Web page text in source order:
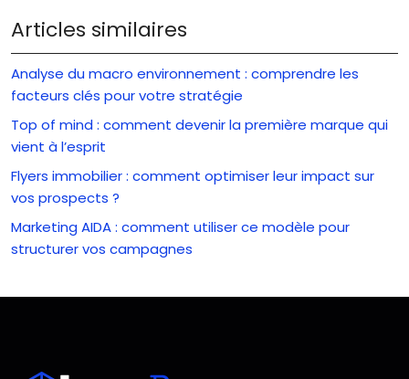
Articles similaires
Analyse du macro environnement : comprendre les
facteurs clés pour votre stratégie
Top of mind : comment devenir la première marque qui
vient à l’esprit
Flyers immobilier : comment optimiser leur impact sur
vos prospects ?
Marketing AIDA : comment utiliser ce modèle pour
structurer vos campagnes